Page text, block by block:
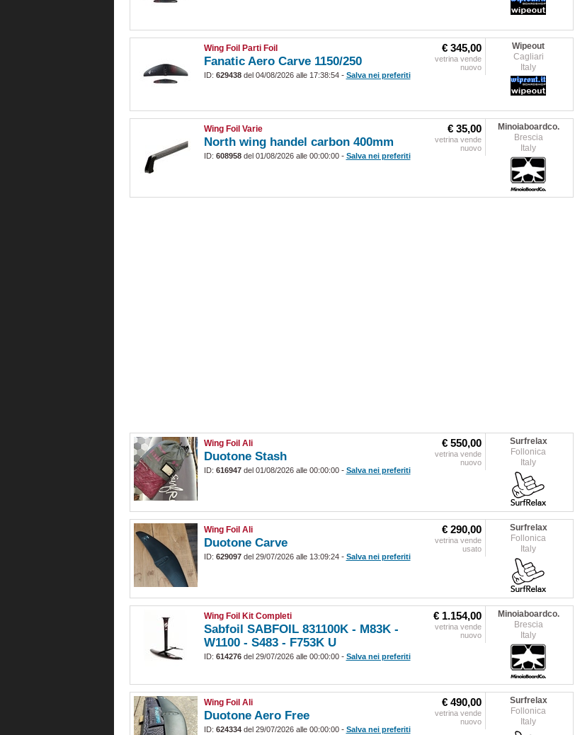
Wing Foil Parti Foil
Fanatic Aero Carve 1150/250
ID: 629438del 04/08/2026 alle 17:38:54- Salva nei preferiti
€ 345,00
vetrina vende
nuovo
Wipeout
Cagliari
Italy
Wing Foil Varie
North wing handel carbon 400mm
ID: 608958del 01/08/2026 alle 00:00:00- Salva nei preferiti
€ 35,00
vetrina vende
nuovo
Minoiaboardco.
Brescia
Italy
Wing Foil Ali
Duotone Stash
ID: 616947del 01/08/2026 alle 00:00:00- Salva nei preferiti
€ 550,00
vetrina vende
nuovo
Surfrelax
Follonica
Italy
Wing Foil Ali
Duotone Carve
ID: 629097del 29/07/2026 alle 13:09:24- Salva nei preferiti
€ 290,00
vetrina vende
usato
Surfrelax
Follonica
Italy
Wing Foil Kit Completi
Sabfoil SABFOIL 831100K - M83K -
W1100 - S483 - F753K U
ID: 614276del 29/07/2026 alle 00:00:00- Salva nei preferiti
€ 1.154,00
vetrina vende
nuovo
Minoiaboardco.
Brescia
Italy
Wing Foil Ali
Duotone Aero Free
ID: 624334del 29/07/2026 alle 00:00:00- Salva nei preferiti
€ 490,00
vetrina vende
nuovo
Surfrelax
Follonica
Italy